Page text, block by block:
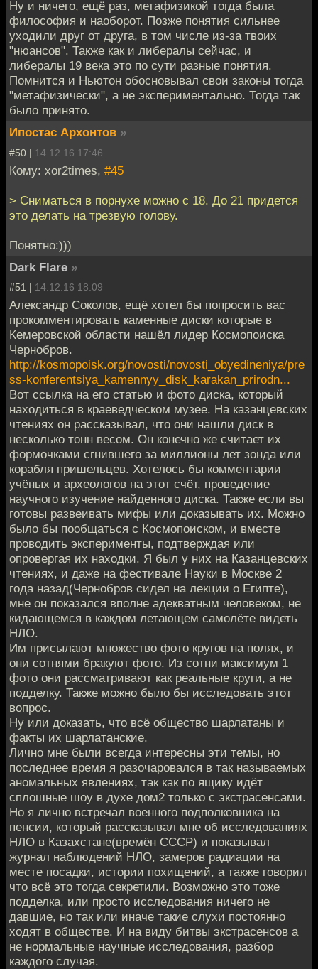
Ну и ничего, ещё раз, метафизикой тогда была
философия и наоборот. Позже понятия сильнее
уходили друг от друга, в том числе из-за твоих
"нюансов". Также как и либералы сейчас, и
либералы 19 века это по сути разные понятия.
Помнится и Ньютон обосновывал свои законы тогда
"метафизически", а не экспериментально. Тогда так
было принято.
Ипостас Архонтов »
#50 | 14.12.16 17:46
Кому: xor2times, #45
> Сниматься в порнухе можно с 18. До 21 придется
это делать на трезвую голову.
Понятно:)))
Dark Flare »
#51 | 14.12.16 18:09
Александр Соколов, ещё хотел бы попросить вас
прокомментировать каменные диски которые в
Кемеровской области нашёл лидер Космопоиска
Чернобров.
http://kosmopoisk.org/novosti/novosti_obyedineniya/pre
ss-konferentsiya_kamennyy_disk_karakan_prirodn...
Вот ссылка на его статью и фото диска, который
находиться в краеведческом музее. На казанцевских
чтениях он рассказывал, что они нашли диск в
несколько тонн весом. Он конечно же считает их
формочками сгнившего за миллионы лет зонда или
корабля пришельцев. Хотелось бы комментарии
учёных и археологов на этот счёт, проведение
научного изучение найденного диска. Также если вы
готовы развеивать мифы или доказывать их. Можно
было бы пообщаться с Космопоиском, и вместе
проводить эксперименты, подтверждая или
опровергая их находки. Я был у них на Казанцевских
чтениях, и даже на фестивале Науки в Москве 2
года назад(Чернобров сидел на лекции о Египте),
мне он показался вполне адекватным человеком, не
кидающемся в каждом летающем самолёте видеть
НЛО.
Им присылают множество фото кругов на полях, и
они сотнями бракуют фото. Из сотни максимум 1
фото они рассматривают как реальные круги, а не
подделку. Также можно было бы исследовать этот
вопрос.
Ну или доказать, что всё общество шарлатаны и
факты их шарлатанские.
Лично мне были всегда интересны эти темы, но
последнее время я разочаровался в так называемых
аномальных явлениях, так как по ящику идёт
сплошные шоу в духе дом2 только с экстрасенсами.
Но я лично встречал военного подполковника на
пенсии, который рассказывал мне об исследованиях
НЛО в Казахстане(времён СССР) и показывал
журнал наблюдений НЛО, замеров радиации на
месте посадки, истории похищений, а также говорил
что всё это тогда секретили. Возможно это тоже
подделка, или просто исследования ничего не
давшие, но так или иначе такие слухи постоянно
ходят в обществе. И на виду битвы экстрасенсов а
не нормальные научные исследования, разбор
каждого случая.